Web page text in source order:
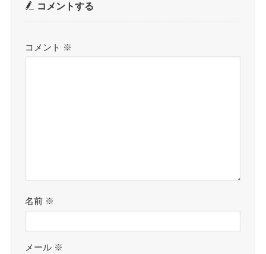
コメントする
コメント ※
名前 ※
メール ※